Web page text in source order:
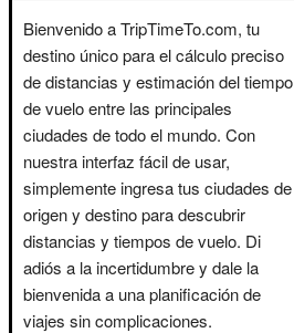
Bienvenido a TripTimeTo.com, tu
destino único para el cálculo preciso
de distancias y estimación del tiempo
de vuelo entre las principales
ciudades de todo el mundo. Con
nuestra interfaz fácil de usar,
simplemente ingresa tus ciudades de
origen y destino para descubrir
distancias y tiempos de vuelo. Di
adiós a la incertidumbre y dale la
bienvenida a una planificación de
viajes sin complicaciones.